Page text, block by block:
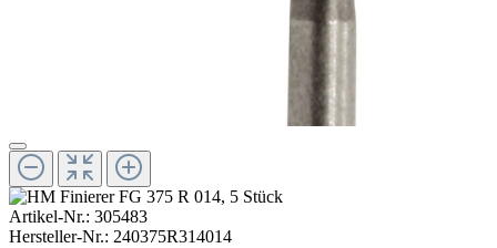
Artikel-Nr.: 305483
Hersteller-Nr.: 240375R314014